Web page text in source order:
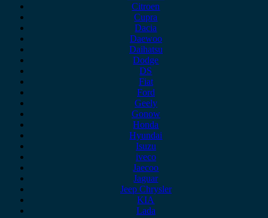
Citroen
Cupra
Dacia
Daewoo
Daihatsu
Dodge
DS
Fiat
Ford
Geely
Gonow
Honda
Hyundai
Isuzu
iveco
Jaecoo
Jaguar
Jeep Chrysler
KIA
Lada